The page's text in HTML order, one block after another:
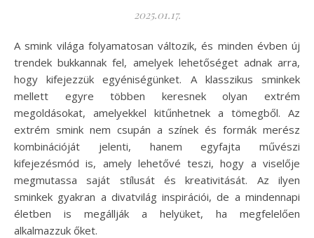
2025.01.17.
A smink világa folyamatosan változik, és minden évben új
trendek bukkannak fel, amelyek lehetőséget adnak arra,
hogy kifejezzük egyéniségünket. A klasszikus sminkek
mellett egyre többen keresnek olyan extrém
megoldásokat, amelyekkel kitűnhetnek a tömegből. Az
extrém smink nem csupán a színek és formák merész
kombinációját jelenti, hanem egyfajta művészi
kifejezésmód is, amely lehetővé teszi, hogy a viselője
megmutassa saját stílusát és kreativitását. Az ilyen
sminkek gyakran a divatvilág inspirációi, de a mindennapi
életben is megállják a helyüket, ha megfelelően
alkalmazzuk őket.